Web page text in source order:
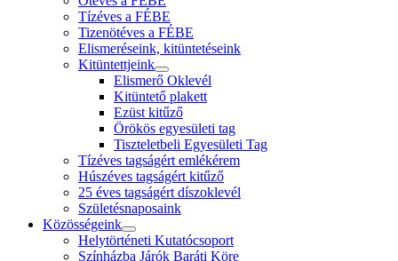
Tízéves a FÉBE
Tizenötéves a FÉBE
Elismeréseink, kitüntetéseink
Kitüntettjeink
Elismerő Oklevél
Kitüntető plakett
Ezüst kitűző
Örökös egyesületi tag
Tiszteletbeli Egyesületi Tag
Tízéves tagságért emlékérem
Húszéves tagságért kitűző
25 éves tagságért díszoklevél
Születésnaposaink
Közösségeink
Helytörténeti Kutatócsoport
Színházba Járók Baráti Köre